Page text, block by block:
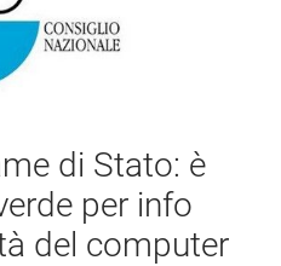
di Stato: è
per info
del computer